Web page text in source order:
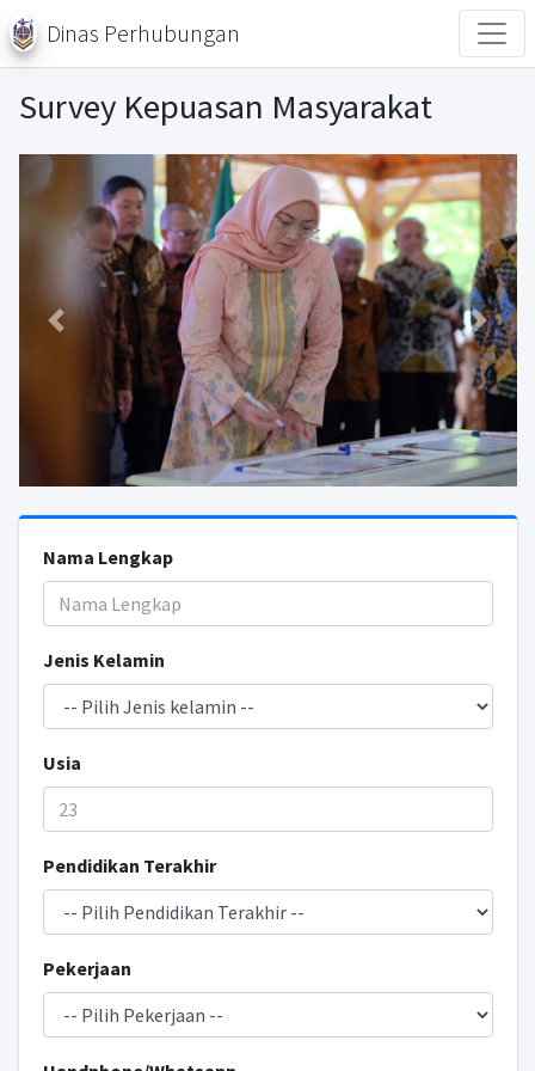
Dinas Perhubungan
Survey Kepuasan Masyarakat
Previous Next
Nama Lengkap
Jenis Kelamin
Usia
Pendidikan Terakhir
Pekerjaan